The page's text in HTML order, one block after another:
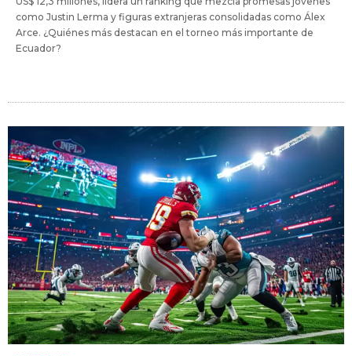
como Justin Lerma y figuras extranjeras consolidadas como Álex
Arce. ¿Quiénes más destacan en el torneo más importante de
Ecuador?